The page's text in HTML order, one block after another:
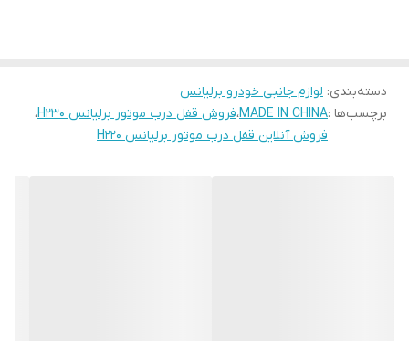
جنس قفل درب موتور فلزی است و متریالی که در ساخت آن
استفاده می‌شود باید ویژگی‌هایی داشته باشد که در ادامه به
دسته‌بندی: لوازم جانبی خودرو برلیانس
برچسب‌ها :MADE IN CHINA،فروش قفل درب موتور برلیانس H230
،
فروش آنلاین قفل درب موتور برلیانس H220